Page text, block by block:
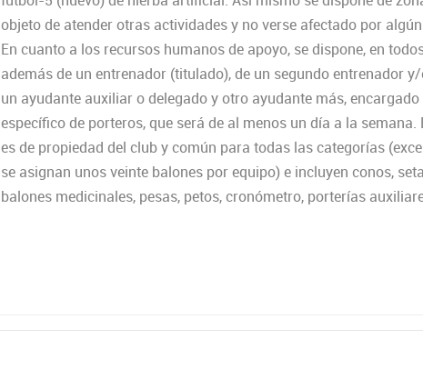
objeto de atender otras actividades y no verse afectado por
En cuanto a los recursos humanos de apoyo, se dispone, en
además de un entrenador (titulado), de un segundo entrenador
un ayudante auxiliar o delegado y otro ayudante más,
específico de porteros, que será de al menos un día a la
es de propiedad del club y común para todas las categorías
se asignan unos veinte balones por equipo) e incluyen conos,
balones medicinales, pesas, petos, cronómetro, porterías